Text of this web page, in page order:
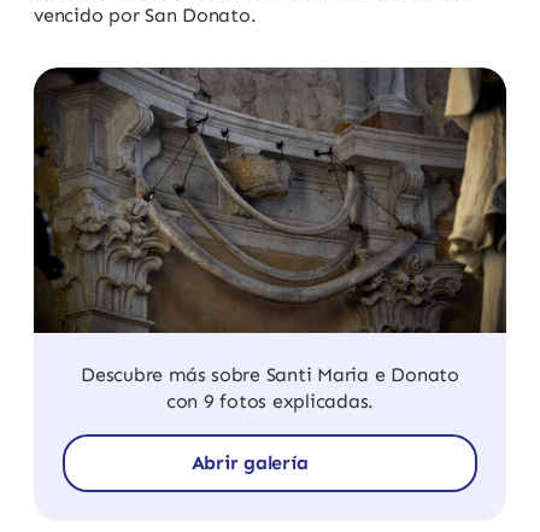
vencido por San Donato.
Descubre más sobre Santi Maria e Donato
con 9 fotos explicadas.
Abrir galería